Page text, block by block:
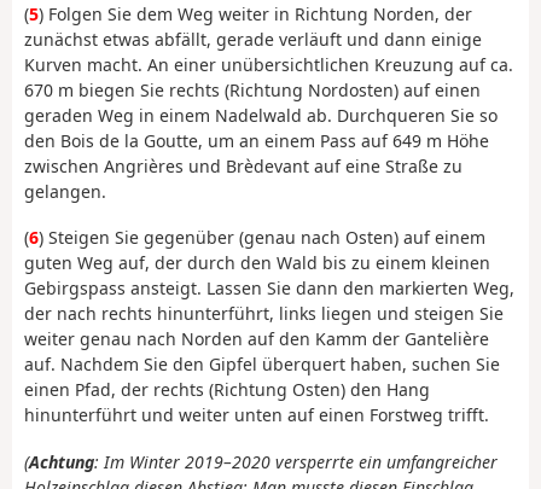
(5) Folgen Sie dem Weg weiter in Richtung Norden, der
zunächst etwas abfällt, gerade verläuft und dann einige
Kurven macht. An einer unübersichtlichen Kreuzung auf ca.
670 m biegen Sie rechts (Richtung Nordosten) auf einen
geraden Weg in einem Nadelwald ab. Durchqueren Sie so
den Bois de la Goutte, um an einem Pass auf 649 m Höhe
zwischen Angrières und Brèdevant auf eine Straße zu
gelangen.
(6) Steigen Sie gegenüber (genau nach Osten) auf einem
guten Weg auf, der durch den Wald bis zu einem kleinen
Gebirgspass ansteigt. Lassen Sie dann den markierten Weg,
der nach rechts hinunterführt, links liegen und steigen Sie
weiter genau nach Norden auf den Kamm der Gantelière
auf. Nachdem Sie den Gipfel überquert haben, suchen Sie
einen Pfad, der rechts (Richtung Osten) den Hang
hinunterführt und weiter unten auf einen Forstweg trifft.
(Achtung: Im Winter 2019–2020 versperrte ein umfangreicher